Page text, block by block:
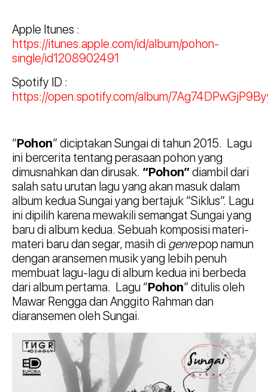
Apple Itunes :
https://itunes.apple.com/id/album/pohon-
single/id1208902491
Spotify ID :
https://open.spotify.com/album/
“Pohon” diciptakan Sungai di tahun 2015. Lagu
ini bercerita tentang perasaan pohon yang
dimusnahkan dan dirusak. “Pohon”diambil dari
salah satu urutan lagu yang akan masuk dalam
album kedua Sungai yang bertajuk “Siklus”. Lagu
ini dipilih karena mewakili semangat Sungai yang
baru di album kedua. Sebuah komposisi materi-
materi baru dan segar, masih di genrepop namun
dengan aransemen musik yang lebih penuh
membuat lagu-lagu di album kedua ini berbeda
dari album pertama. Lagu “Pohon” ditulis oleh
Mawar Rengga dan Anggito Rahman dan
diaransemen oleh Sungai.